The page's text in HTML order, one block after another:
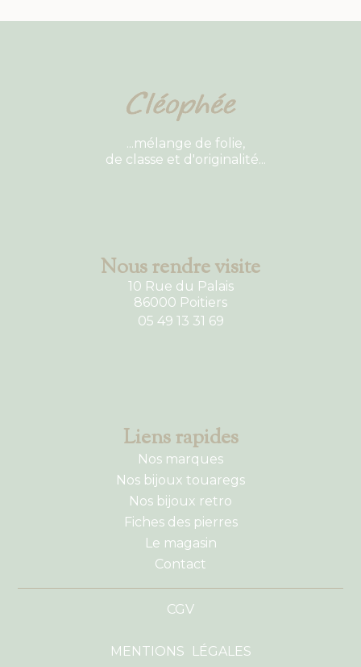
...mélange de folie,
de classe et d'originalité...
Nous rendre visite
10 Rue du Palais
86000 Poitiers
05 49 13 31 69
Liens rapides
Nos marques
Nos bijoux touaregs
Nos bijoux retro
Fiches des pierres
Le magasin
Contact
CGV
MENTIONS LÉGALES